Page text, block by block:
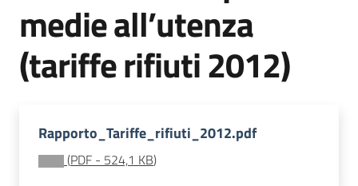
acqua/rifiuti
Comunicazione
Piani,
progetti
medie all’utenza
(tariffe rifiuti 2012)
Rapporto_Tariffe_rifiuti_2012.pdf
(PDF - 524,1 KB)